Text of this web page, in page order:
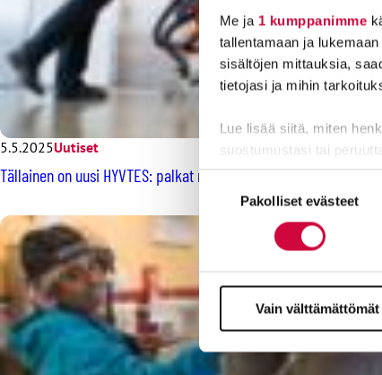
Me ja 1 kumppanimme
tallentamaan ja
sisältöjen mittauksia,
tietojasi ja mihin
Lue lisää siitä, miten
suostumustasi tai
Evästeistä osa on
Suostumuksen
Pakolliset evästeet
Vain välttämättömät
5.5.2025Uutiset
Tällainen on uusi HYVTES: palkat nousevat yleisen linjan